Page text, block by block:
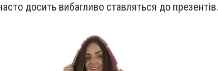
досить вибагливо ставляться до презентів.